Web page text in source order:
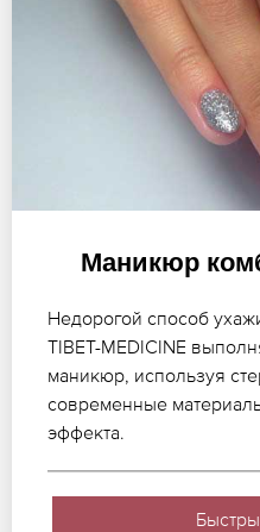
Маникюр
Недорогой способ
TIBET-MEDICINE
маникюр, используя
современные
эффекта.